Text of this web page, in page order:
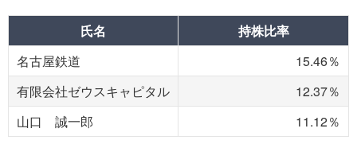
氏名
持株比率
名古屋鉄道
15.46％
有限会社ゼウスキャピタル
12.37％
山口 誠一郎
11.12％